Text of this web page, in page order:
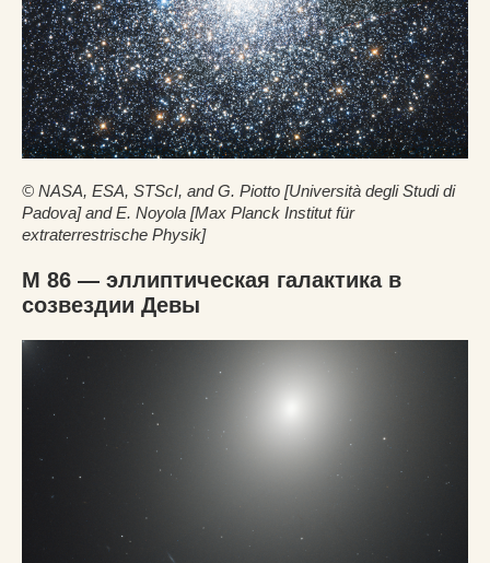
© NASA, ESA, STScI, and G. Piotto [Università degli Studi di
Padova] and E. Noyola [Max Planck Institut für
extraterrestrische Physik]
M 86 — эллиптическая галактика в
созвездии Девы